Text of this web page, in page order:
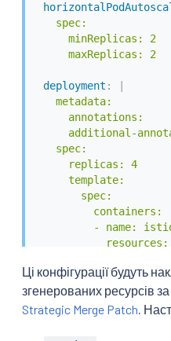
    spec:
      minReplicas: 2
      maxReplicas: 2
deployment :
    metadata:
      annotations:
additional-
    spec:
      replicas: 4
      template:
        spec:
          containers:
- name:
            resources:
cpu:
service:
|
Ці конфігурації будуть
згенерованих ресурсів
Strategic Merge Patch.